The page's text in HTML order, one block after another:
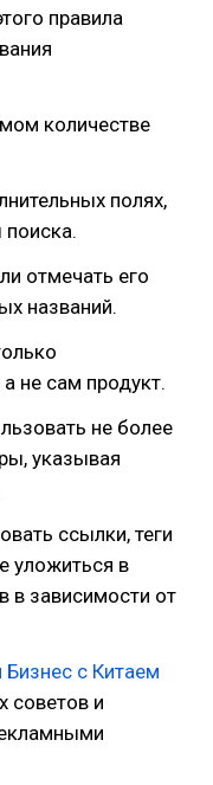
правила
количестве
полях,
отмечать его
названий.
не сам продукт.
не более
указывая
ссылки, теги
уложиться в
в зависимости от
Бизнес с Китаем
советов и